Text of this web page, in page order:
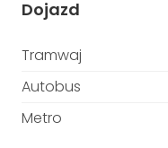
Dojazd
Tramwaj
Autobus
Metro